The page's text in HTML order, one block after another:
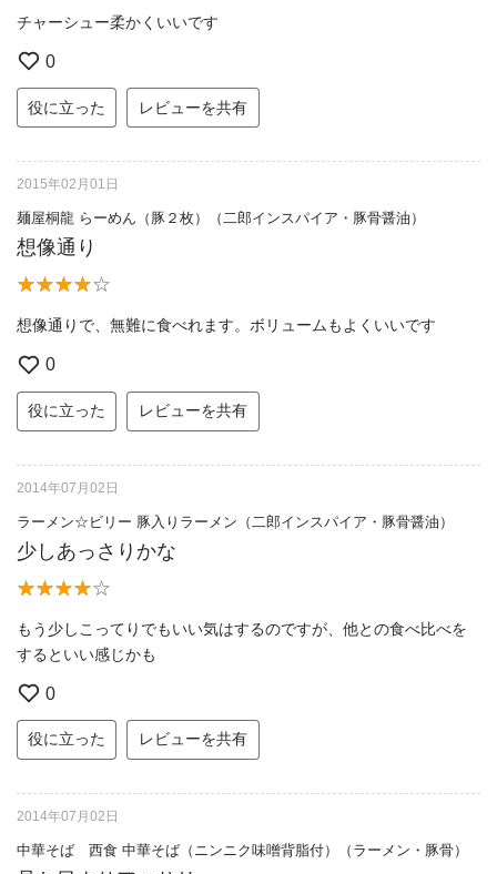
チャーシュー柔かくいいです
0
役に立った レビューを共有
2015年02月01日
麺屋桐龍 らーめん（豚２枚）（二郎インスパイア・豚骨醤油）
想像通り
想像通りで、無難に食べれます。ボリュームもよくいいです
0
役に立った レビューを共有
2014年07月02日
ラーメン☆ビリー 豚入りラーメン（二郎インスパイア・豚骨醤油）
少しあっさりかな
もう少しこってりでもいい気はするのですが、他との食べ比べを
するといい感じかも
0
役に立った レビューを共有
2014年07月02日
中華そば 西食 中華そば（ニンニク味噌背脂付）（ラーメン・豚骨）